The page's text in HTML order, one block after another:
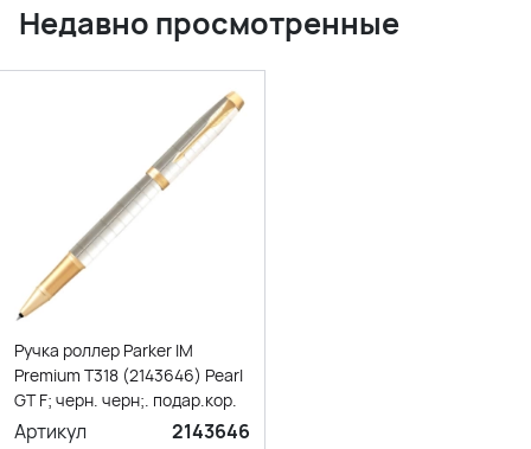
Недавно просмотренные
Ручка роллер Parker IM
Premium T318 (2143646) Pearl
GT F; черн. черн;. подар.кор.
Артикул
2143646